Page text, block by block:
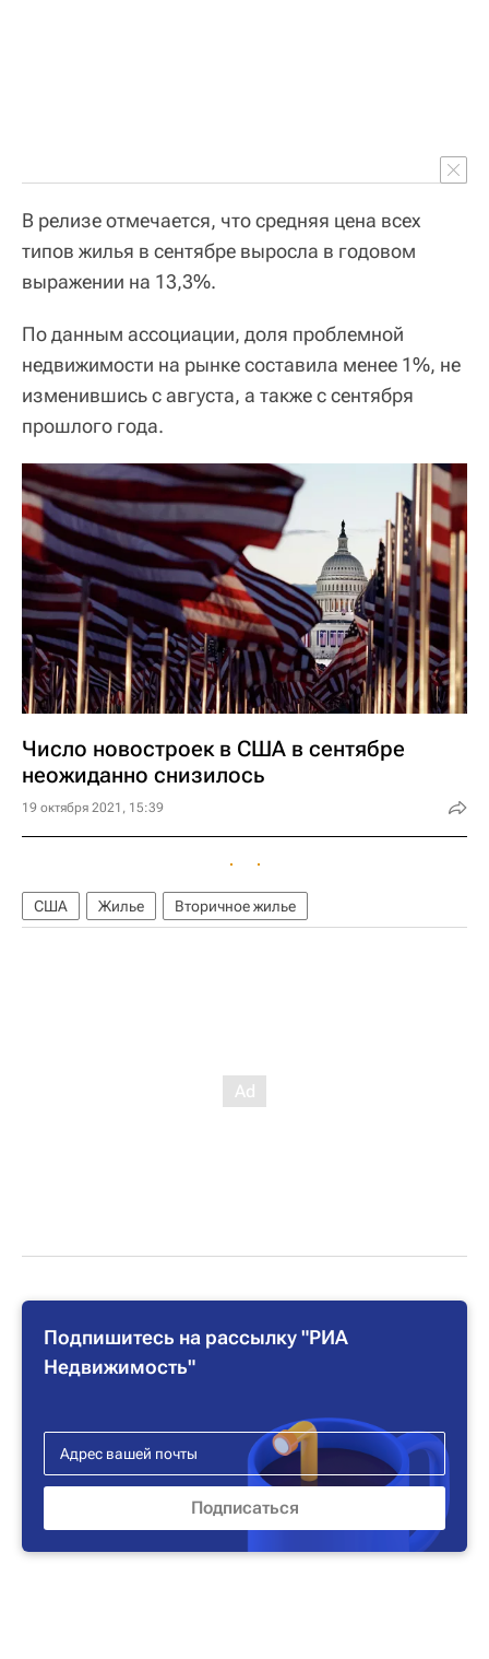
В релизе отмечается, что средняя цена всех
типов жилья в сентябре выросла в годовом
выражении на 13,3%.
По данным ассоциации, доля проблемной
недвижимости на рынке составила менее 1%, не
изменившись с августа, а также с сентября
прошлого года.
Число новостроек в США в сентябре
неожиданно снизилось
19 октября 2021, 15:39
США Жилье Вторичное жилье
Подпишитесь на рассылку "РИА
Недвижимость"